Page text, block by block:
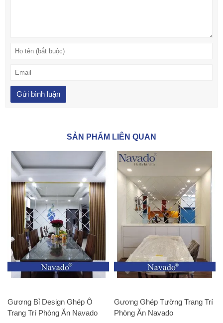
SẢN PHẨM LIÊN QUAN
Gương Bỉ Design Ghép Ô
Trang Trí Phòng Ăn Navado
Gương Ghép Tường Trang Trí
Phòng Ăn Navado